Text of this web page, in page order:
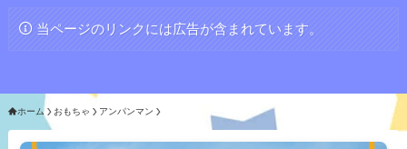
当ページのリンクには広告が含まれています。
ホーム おもちゃ アンパンマン